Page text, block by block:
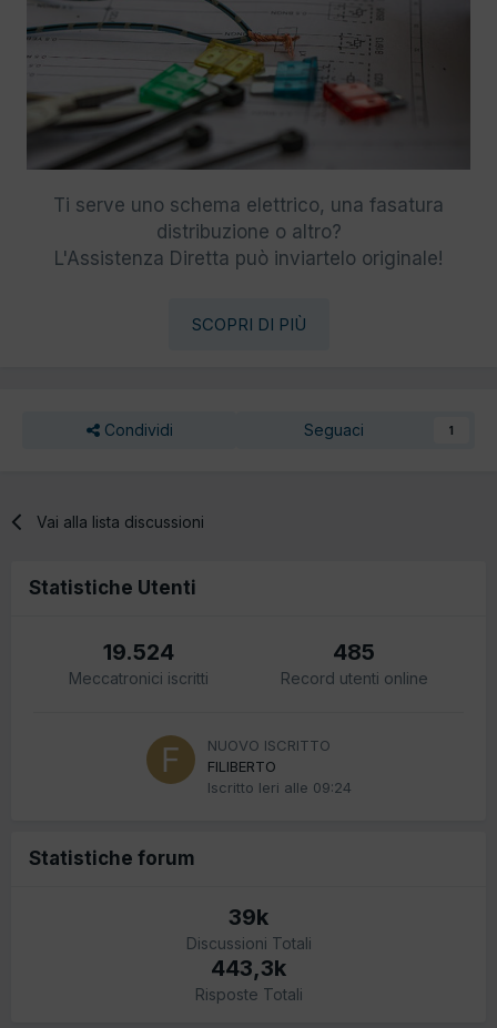
Ti serve uno schema elettrico, una fasatura
distribuzione o altro?
L'Assistenza Diretta può inviartelo originale!
SCOPRI DI PIÙ
Condividi Seguaci 1
Vai alla lista discussioni
Statistiche Utenti
19.524
Meccatronici iscritti
485
Record utenti online
NUOVO ISCRITTO
FILIBERTO
Iscritto Ieri alle 09:24
Statistiche forum
39k
Discussioni Totali
443,3k
Risposte Totali